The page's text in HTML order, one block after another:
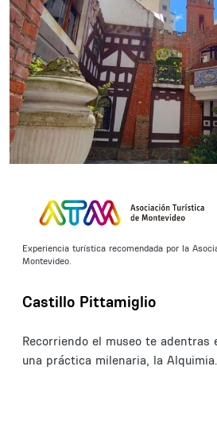
Experiencia turística recomendada por la
Montevideo.
Castillo Pittamiglio
Recorriendo el museo te
una práctica milenaria, la Alquimia.